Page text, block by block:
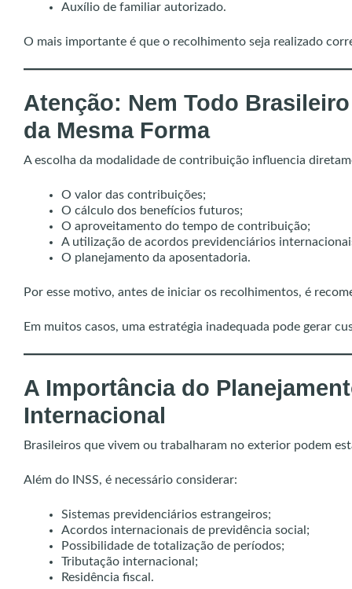
Auxílio de familiar autorizado.
O mais importante é que o recolhimento seja realizado
Atenção: Nem Todo
da Mesma Forma
A escolha da modalidade de contribuição influencia
O valor das contribuições;
O cálculo dos benefícios futuros;
O aproveitamento do tempo de contribuição;
A utilização de acordos previdenciários
O planejamento da aposentadoria.
Por esse motivo, antes de iniciar os recolhimentos, é
Em muitos casos, uma estratégia inadequada pode gerar
A Importância do
Internacional
Brasileiros que vivem ou trabalharam no exterior podem
Além do INSS, é necessário considerar:
Sistemas previdenciários estrangeiros;
Acordos internacionais de previdência social;
Possibilidade de totalização de períodos;
Tributação internacional;
Residência fiscal.